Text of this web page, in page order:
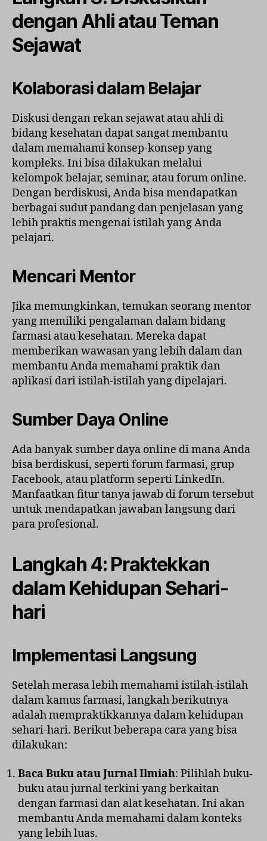
dengan Ahli atau Teman
Sejawat
Kolaborasi dalam Belajar
Diskusi dengan rekan sejawat atau ahli di
bidang kesehatan dapat sangat membantu
dalam memahami konsep-konsep yang
kompleks. Ini bisa dilakukan melalui
kelompok belajar, seminar, atau forum online.
Dengan berdiskusi, Anda bisa mendapatkan
berbagai sudut pandang dan penjelasan yang
lebih praktis mengenai istilah yang Anda
pelajari.
Mencari Mentor
Jika memungkinkan, temukan seorang mentor
yang memiliki pengalaman dalam bidang
farmasi atau kesehatan. Mereka dapat
memberikan wawasan yang lebih dalam dan
membantu Anda memahami praktik dan
aplikasi dari istilah-istilah yang dipelajari.
Sumber Daya Online
Ada banyak sumber daya online di mana Anda
bisa berdiskusi, seperti forum farmasi, grup
Facebook, atau platform seperti LinkedIn.
Manfaatkan fitur tanya jawab di forum tersebut
untuk mendapatkan jawaban langsung dari
para profesional.
Langkah 4: Praktekkan
dalam Kehidupan Sehari-
hari
Implementasi Langsung
Setelah merasa lebih memahami istilah-istilah
dalam kamus farmasi, langkah berikutnya
adalah mempraktikkannya dalam kehidupan
sehari-hari. Berikut beberapa cara yang bisa
dilakukan:
Baca Buku atau Jurnal Ilmiah: Pilihlah buku-
buku atau jurnal terkini yang berkaitan
dengan farmasi dan alat kesehatan. Ini akan
membantu Anda memahami dalam konteks
yang lebih luas.